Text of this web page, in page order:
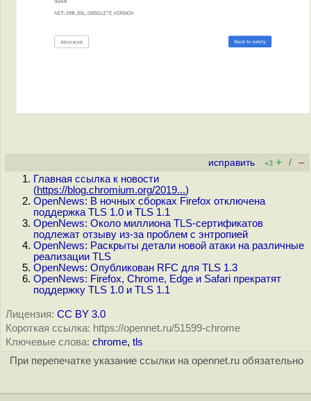
исправить +3 + / –
Главная ссылка к новости
(https://blog.chromium.org/2019...)
OpenNews: В ночных сборках Firefox отключена
поддержка TLS 1.0 и TLS 1.1
OpenNews: Около миллиона TLS-сертификатов
подлежат отзыву из-за проблем с энтропией
OpenNews: Раскрыты детали новой атаки на различные
реализации TLS
OpenNews: Опубликован RFC для TLS 1.3
OpenNews: Firefox, Chrome, Edge и Safari прекратят
поддержку TLS 1.0 и TLS 1.1
Лицензия: CC BY 3.0
Короткая ссылка: https://opennet.ru/51599-chrome
Ключевые слова: chrome, tls
При перепечатке указание ссылки на opennet.ru обязательно